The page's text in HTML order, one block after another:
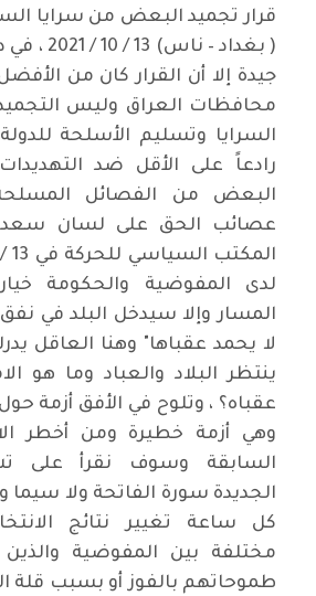
قرار تجميد البعض من سرايا
( بغداد –
جيدة إلا أن القرار كان من
محافظات العراق وليس
السرايا وتسليم الأسلحة
رادعاً على الأقل ضد
البعض من الفصائل
عصائب الحق على لسان
لدى المفوضية والحكومة
المسار وإلا سيدخل البلد في
لا يحمد عقباها" وهنا العاقل
ينتظر البلاد والعباد وما هو
عقباه؟ ، وتلوح في الأفق أزمة حول
وهي أزمة خطيرة ومن أخطر
السابقة وسوف نقرأ على
الجديدة سورة الفاتحة ولا
كل ساعة تغيير نتائج
مختلفة بين المفوضية والذين
طموحاتهم بالفوز أو بسبب قلة